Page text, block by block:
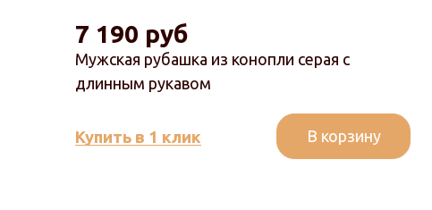
Мужская рубашка из конопли серая с
длинным рукавом
7 190 руб
Купить в 1 клик В корзину